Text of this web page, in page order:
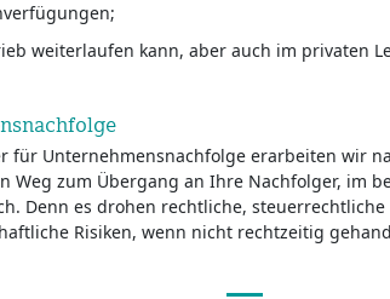
weiterlaufen kann, aber auch im privaten
für Unternehmensnachfolge erarbeiten wir
Weg zum Übergang an Ihre Nachfolger, im
Denn es drohen rechtliche, steuerrechtliche
Risiken, wenn nicht rechtzeitig